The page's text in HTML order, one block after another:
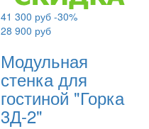
41 300 руб -30%
28 900 руб
Модульная
стенка для
гостиной "Горка
3Д-2"